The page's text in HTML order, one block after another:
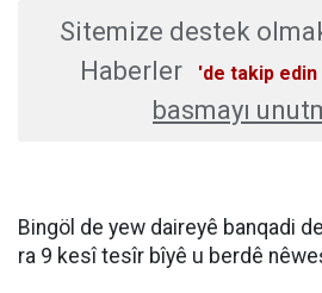
Sitemize destek
Haberler
'de takip edin
basmayı
Bingöl de yew daireyê banqadi
ra 9 kesî tesîr bîyê u berdê